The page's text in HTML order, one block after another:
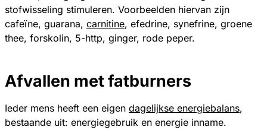
stofwisseling stimuleren. Voorbeelden hiervan zijn
cafeïne, guarana, carnitine, efedrine, synefrine, groene
thee, forskolin, 5-http, ginger, rode peper.
Afvallen met fatburners
Ieder mens heeft een eigen dagelijkse energiebalans,
bestaande uit: energiegebruik en energie inname.